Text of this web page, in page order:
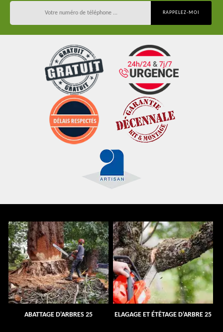
ABATTAGE D'ARBRES 25 ELAGAGE ET ÉTÊTAGE D'ARBRE 25